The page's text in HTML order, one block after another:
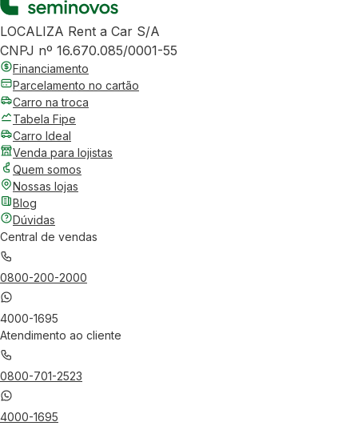
LOCALIZA Rent a Car S/A
CNPJ nº 16.670.085/0001-55
Financiamento
Parcelamento no cartão
Carro na troca
Tabela Fipe
Carro Ideal
Venda para lojistas
Quem somos
Nossas lojas
Blog
Dúvidas
Central de vendas
0800-200-2000
4000-1695
Atendimento ao cliente
0800-701-2523
4000-1695